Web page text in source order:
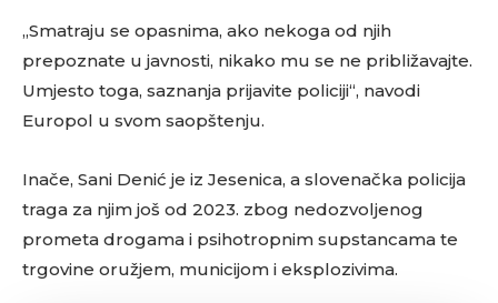
„Smatraju se opasnima, ako nekoga od njih
prepoznate u javnosti, nikako mu se ne približavajte.
Umjesto toga, saznanja prijavite policiji“, navodi
Europol u svom saopštenju.
Inače, Sani Denić je iz Jesenica, a slovenačka policija
traga za njim još od 2023. zbog nedozvoljenog
prometa drogama i psihotropnim supstancama te
trgovine oružjem, municijom i eksplozivima.